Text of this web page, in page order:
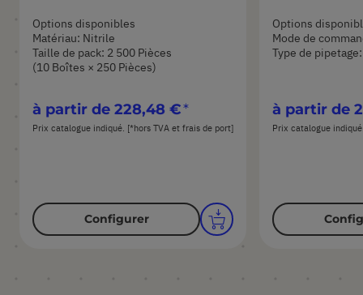
Options disponibles
Matériau: Nitrile
Taille de pack: 2 500 Pièces
(10 Boîtes × 250 Pièces)
à partir de 228,48 €
Prix catalogue indiqué. [*hors TVA et frais de port]
Configurer
Options
Mode de
Type de
à partir de
Prix catalogue